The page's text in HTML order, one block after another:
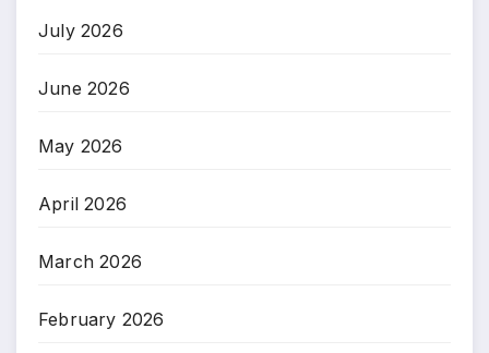
July 2026
June 2026
May 2026
April 2026
March 2026
February 2026